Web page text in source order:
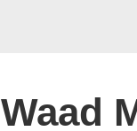
Waad